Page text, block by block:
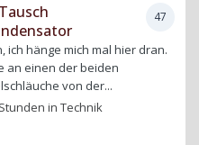
47
ich hänge mich mal hier dran.
an einen der beiden
von der...
inTechnik